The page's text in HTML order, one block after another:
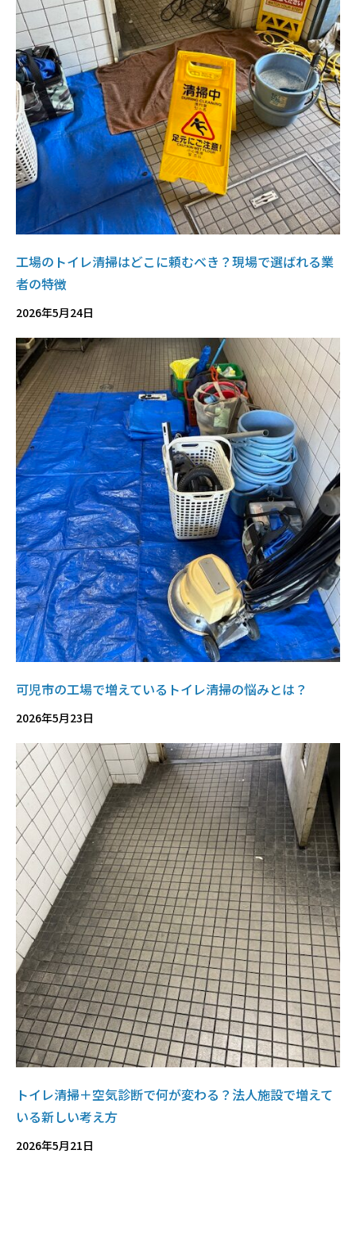
工場のトイレ清掃はどこに頼むべき？現場で選ばれる業
者の特徴
2026年5月24日
可児市の工場で増えているトイレ清掃の悩みとは？
2026年5月23日
トイレ清掃＋空気診断で何が変わる？法人施設で増えて
いる新しい考え方
2026年5月21日